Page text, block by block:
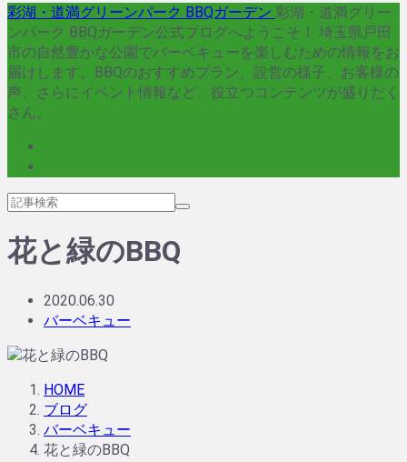
彩湖・道満グリーンパーク BBQガーデン 彩湖・道満グリー
ンパーク BBQガーデン公式ブログへようこそ！ 埼玉県戸田
市の自然豊かな公園でバーベキューを楽しむための情報をお
届けします。BBQのおすすめプラン、設営の様子、お客様の
声、さらにイベント情報など、役立つコンテンツが盛りだく
さん。
花と緑のBBQ
2020.06.30
バーベキュー
HOME
ブログ
バーベキュー
花と緑のBBQ